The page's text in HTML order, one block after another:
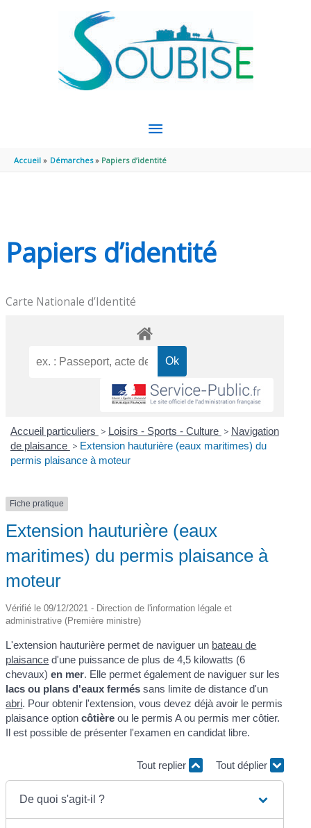
MENU
PRINCIPAL
Accueil Démarches Papiers d’identité
Papiers d’identité
Carte Nationale d’Identité
Accueil particuliers > Loisirs - Sports - Culture > Navigation
de plaisance > Extension hauturière (eaux maritimes) du
permis plaisance à moteur
Fiche pratique
Extension hauturière (eaux
maritimes) du permis plaisance à
moteur
Vérifié le 09/12/2021 - Direction de l'information légale et
administrative (Première ministre)
L'extension hauturière permet de naviguer un bateau de
plaisance d'une puissance de plus de 4,5 kilowatts (6
chevaux)en mer. Elle permet également de naviguer sur les
lacs ou plans d'eaux fermés sans limite de distance d'un
abri. Pour obtenir l'extension, vous devez déjà avoir le permis
plaisance optioncôtière ou le permis A ou permis mer côtier.
Il est possible de présenter l'examen en candidat libre.
Tout replier Tout déplier
De quoi s'agit-il ?